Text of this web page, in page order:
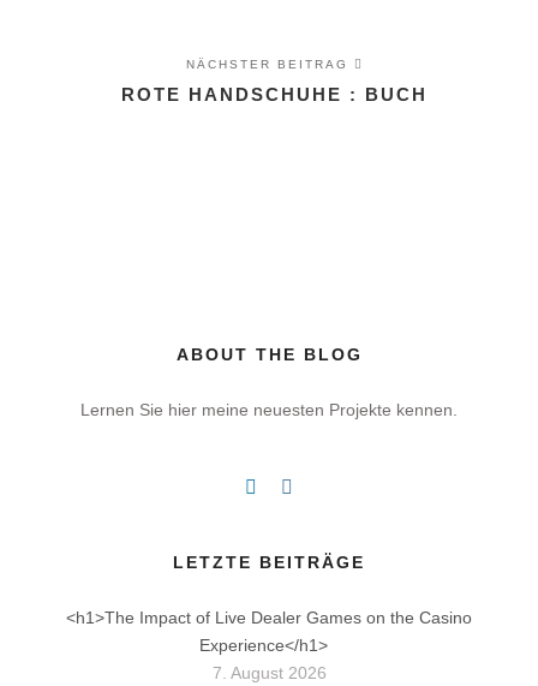
NÄCHSTER BEITRAG
ROTE HANDSCHUHE : BUCH
ABOUT THE BLOG
Lernen Sie hier meine neuesten Projekte kennen.
LETZTE BEITRÄGE
<h1>The Impact of Live Dealer Games on the Casino
Experience</h1>
7. August 2026